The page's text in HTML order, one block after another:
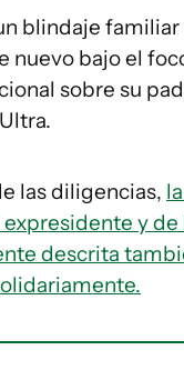
blindaje
nuevo bajo el
sobre su
las diligencias,
y
descrita